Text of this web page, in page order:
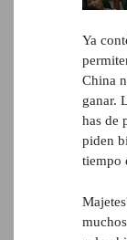
Ya
China
ganar.
has de
piden
tiempo